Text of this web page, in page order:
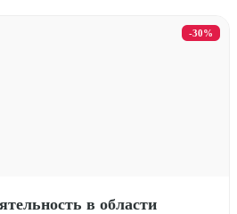
-30%
в области